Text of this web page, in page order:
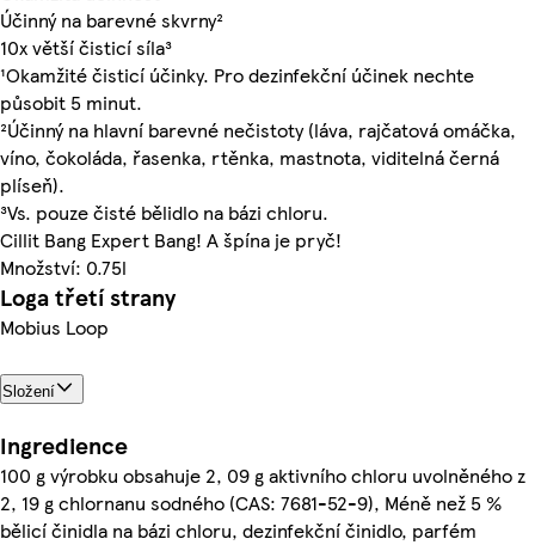
Účinný na barevné skvrny²
10x větší čisticí síla³
¹Okamžité čisticí účinky. Pro dezinfekční účinek nechte
působit 5 minut.
²Účinný na hlavní barevné nečistoty (láva, rajčatová omáčka,
víno, čokoláda, řasenka, rtěnka, mastnota, viditelná černá
plíseň).
³Vs. pouze čisté bělidlo na bázi chloru.
Cillit Bang Expert Bang! A špína je pryč!
Množství: 0.75l
Loga třetí strany
Mobius Loop
Složení
Ingredience
100 g výrobku obsahuje 2, 09 g aktivního chloru uvolněného z
2, 19 g chlornanu sodného (CAS: 7681-52-9), Méně než 5 %
bělicí činidla na bázi chloru, dezinfekční činidlo, parfém